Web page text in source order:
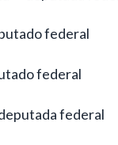
federal
federal
federal